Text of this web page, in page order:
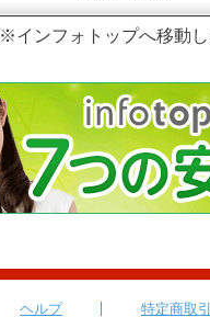
※インフォトップへ移動
ヘルプ 特定商取